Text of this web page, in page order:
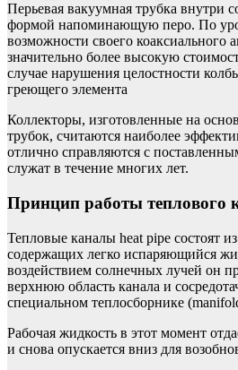
Перьевая вакуумная трубка внутри
формой напоминающую перо. По
возможности своего коаксиального
значительно более высокую
случае нарушения целостности
греющего элемента
Коллекторы, изготовленные на
трубок, считаются наиболее
отлично справляются с
служат в течение многих лет.
Принцип работы теплового
Тепловые каналы heat pipe состоят
содержащих легко испаряющийся
воздействием солнечных лучей он
верхнюю область канала и
специальном теплосборнике
Рабочая жидкость в этот момент
и снова опускается вниз для